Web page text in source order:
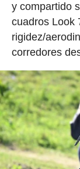
y compartido
cuadros Look
rigidez/
corredores